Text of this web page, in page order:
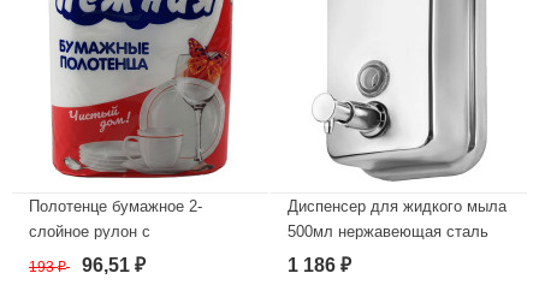
Полотенце бумажное 2-
слойное рулон с
перфорацией 2рулона в
193₽ 96,51 ₽
Диспенсер для жидкого мыла
500мл нержавеющая сталь
M-1618-500ML
1 186 ₽